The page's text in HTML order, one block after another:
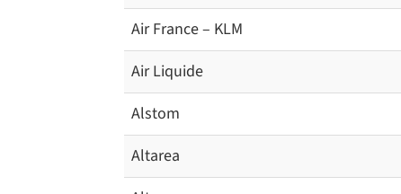
Air France – KLM
Air Liquide
Alstom
Altarea